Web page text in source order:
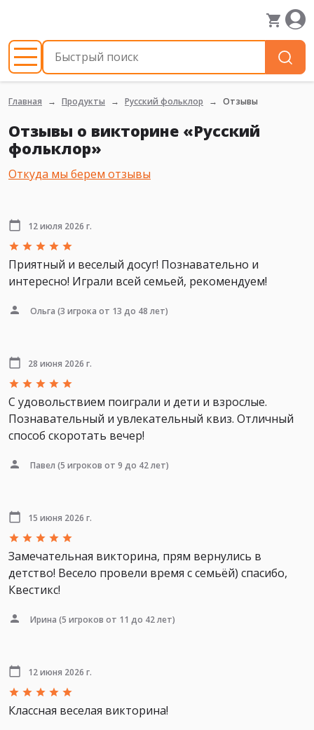
Главная Продукты Русский фольклор Отзывы
Отзывы о викторине «Русский
фольклор»
Откуда мы берем отзывы
12 июля 2026 г.
Приятный и веселый досуг! Познавательно и
интересно! Играли всей семьей, рекомендуем!
Ольга (3 игрока от 13 до 48 лет)
28 июня 2026 г.
С удовольствием поиграли и дети и взрослые.
Познавательный и увлекательный квиз. Отличный
способ скоротать вечер!
Павел (5 игроков от 9 до 42 лет)
15 июня 2026 г.
Замечательная викторина, прям вернулись в
детство! Весело провели время с семьёй) спасибо,
Квестикс!
Ирина (5 игроков от 11 до 42 лет)
12 июня 2026 г.
Классная веселая викторина!